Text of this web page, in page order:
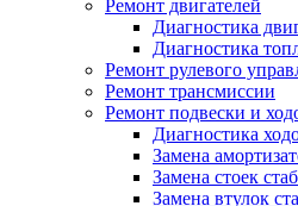
Ремонт двигателей
Диагностика
Диагностика
Ремонт рулевого
Ремонт трансмиссии
Ремонт подвески и
Диагностика
Замена
Замена стоек
Замена втулок